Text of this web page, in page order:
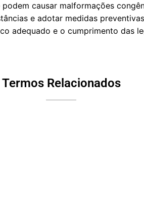
causar malformações
e adotar medidas
adequado e o cumprimento das
Termos Relacionados